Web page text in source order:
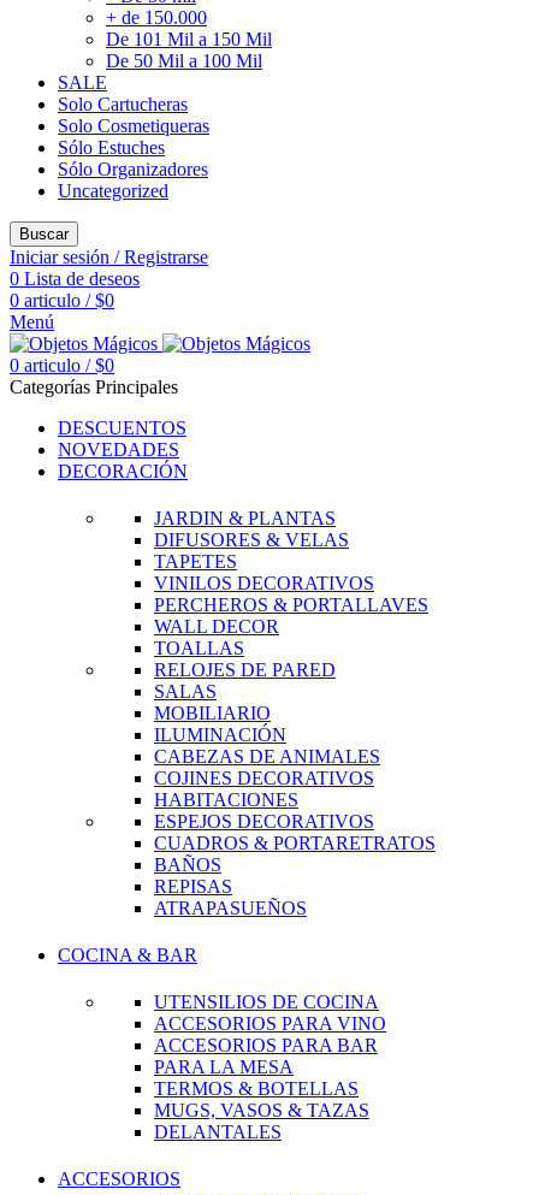
+ de 150.000
De 101 Mil a 150 Mil
De 50 Mil a 100 Mil
SALE
Solo Cartucheras
Solo Cosmetiqueras
Sólo Estuches
Sólo Organizadores
Uncategorized
Buscar
Iniciar sesión / Registrarse
0 Lista de deseos
0 articulo / $0
Menú
0 articulo / $0
Categorías Principales
DESCUENTOS
NOVEDADES
DECORACIÓN
JARDIN & PLANTAS
DIFUSORES & VELAS
TAPETES
VINILOS DECORATIVOS
PERCHEROS & PORTALLAVES
WALL DECOR
TOALLAS
RELOJES DE PARED
SALAS
MOBILIARIO
ILUMINACIÓN
CABEZAS DE ANIMALES
COJINES DECORATIVOS
HABITACIONES
ESPEJOS DECORATIVOS
CUADROS & PORTARETRATOS
BAÑOS
REPISAS
ATRAPASUEÑOS
COCINA & BAR
UTENSILIOS DE COCINA
ACCESORIOS PARA VINO
ACCESORIOS PARA BAR
PARA LA MESA
TERMOS & BOTELLAS
MUGS, VASOS & TAZAS
DELANTALES
ACCESORIOS